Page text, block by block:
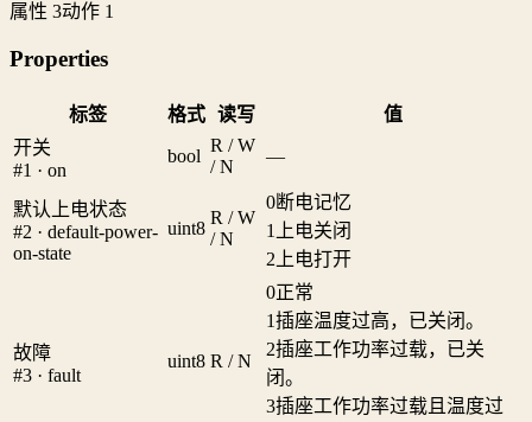
属性 3动作 1
Properties
标签 格式 读写
值
开关
#1 · on
bool
R / W
/ N
—
默认上电状态
#2 · default-power-
on-state
uint8
R / W
/ N
0断电记忆
1
上电关闭
2 上电打开
故障
#3 · fault
uint8 R / N
0正常
1插座温度过高，已关闭。
2插座工作功率过载，已关
闭。
3插座工作功率过载且温度过